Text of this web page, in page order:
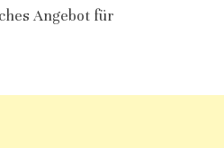
Angebot für